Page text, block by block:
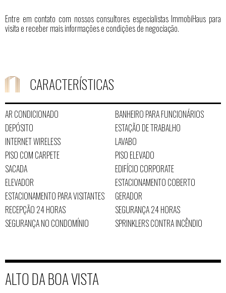
Entre em contato com nossos consultores especialistas ImmobiHaus para
visita e receber mais informações e condições de negociação.
CARACTERÍSTICAS
AR CONDICIONADO
BANHEIRO PARA FUNCIONÁRIOS
DEPÓSITO
ESTAÇÃO DE TRABALHO
INTERNET WIRELESS
LAVABO
PISO COM CARPETE
PISO ELEVADO
SACADA
EDIFÍCIO CORPORATE
ELEVADOR
ESTACIONAMENTO COBERTO
ESTACIONAMENTO PARA VISITANTES
GERADOR
RECEPÇÃO 24 HORAS
SEGURANÇA 24 HORAS
SEGURANÇA NO CONDOMÍNIO
SPRINKLERS CONTRA INCÊNDIO
ALTO DA BOA VISTA